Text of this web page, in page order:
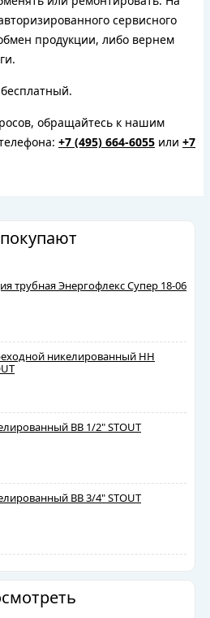
сервисного
продукции, либо вернем
обращайтесь к нашим
+7 (495) 664-6055 или +7
трубная Энергофлекс Супер 18-06
никелированный HH
ВВ 1/2" STOUT
ВВ 3/4" STOUT